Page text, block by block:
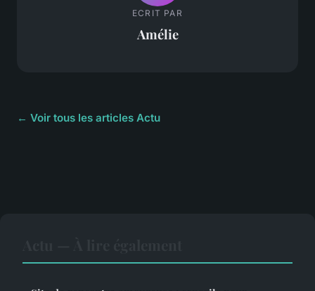
ECRIT PAR
Amélie
← Voir tous les articles Actu